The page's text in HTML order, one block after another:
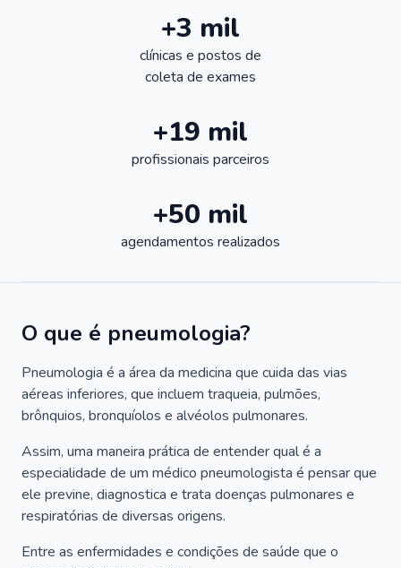
+3 mil
clínicas e postos de
coleta de exames
+19 mil
profissionais parceiros
+50 mil
agendamentos realizados
O que é pneumologia?
Pneumologia é a área da medicina que cuida das vias
aéreas inferiores, que incluem traqueia, pulmões,
brônquios, bronquíolos e alvéolos pulmonares.
Assim, uma maneira prática de entender qual é a
especialidade de um médico pneumologista é pensar que
ele previne, diagnostica e trata doenças pulmonares e
respiratórias de diversas origens.
Entre as enfermidades e condições de saúde que o